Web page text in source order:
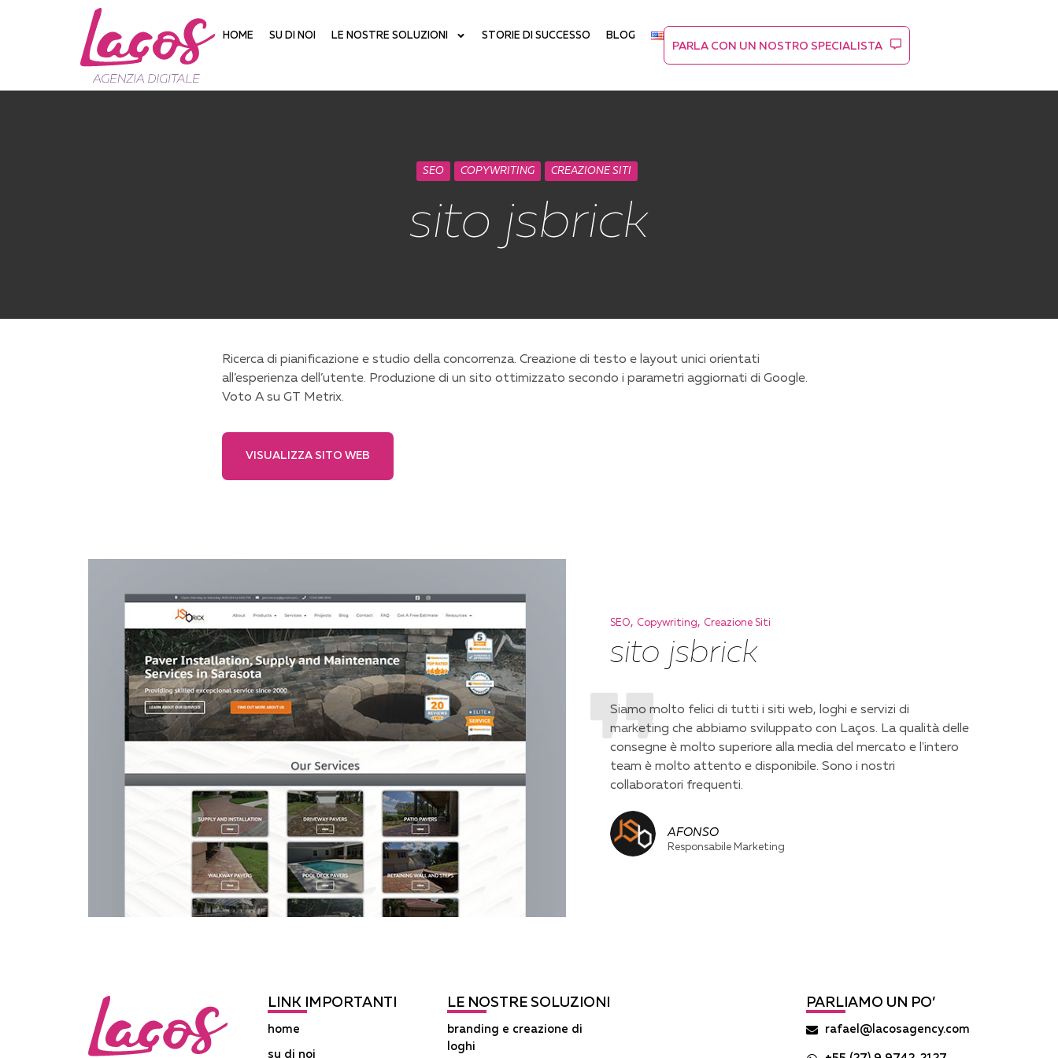
HOME SU DI NOI LE NOSTRE SOLUZIONI STORIE DI SUCCESSO BLOG
PARLA CON UN NOSTRO SPECIALISTA
SEO COPYWRITING CREAZIONE SITI
sito jsbrick
Ricerca di pianificazione e studio della concorrenza. Creazione di testo e layout unici orientati
all’esperienza dell’utente. Produzione di un sito ottimizzato secondo i parametri aggiornati di Google.
Voto A su GT Metrix.
VISUALIZZA SITO WEB
SEO, Copywriting, Creazione Siti
sito jsbrick
Siamo molto felici di tutti i siti web, loghi e servizi di
marketing che abbiamo sviluppato con Laços. La qualità delle
consegne è molto superiore alla media del mercato e l'intero
team è molto attento e disponibile. Sono i nostri
collaboratori frequenti.
AFONSO
Responsabile Marketing
LINK IMPORTANTI
home
su di noi
LE NOSTRE SOLUZIONI
branding e creazione di
loghi
PARLIAMO UN PO’
rafael@lacosagency.com